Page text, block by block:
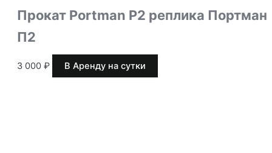
Прокат Portman P2 реплика Портман
П2
3 000 ₽ В Аренду на сутки